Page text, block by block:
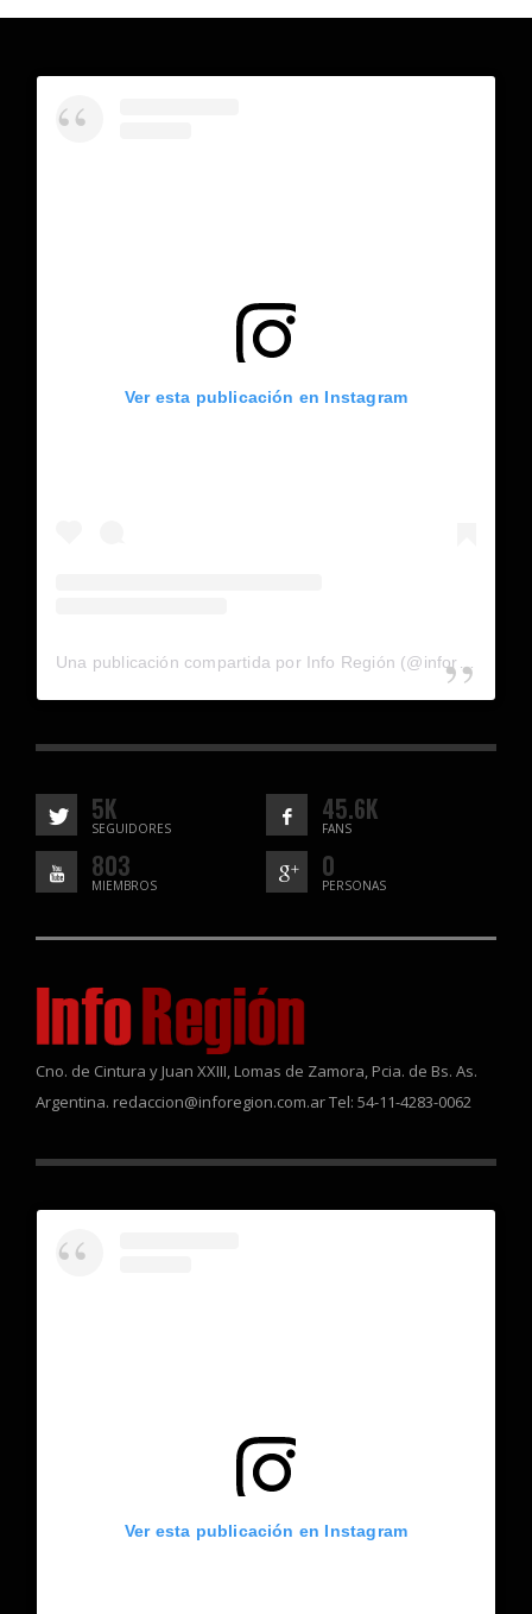
Ver esta publicación en Instagram
5K
SEGUIDORES
45.6K
FANS
803
MIEMBROS
0
PERSONAS
Cno. de Cintura y Juan XXIII, Lomas de Zamora, Pcia. de Bs. As.
Argentina. redaccion@inforegion.com.ar Tel: 54-11-4283-0062
Ver esta publicación en Instagram